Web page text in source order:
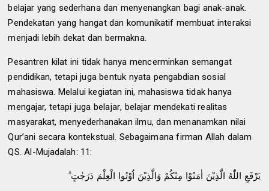
belajar yang sederhana dan menyenangkan bagi anak-anak.
Pendekatan yang hangat dan komunikatif membuat interaksi
menjadi lebih dekat dan bermakna.
Pesantren kilat ini tidak hanya mencerminkan semangat
pendidikan, tetapi juga bentuk nyata pengabdian sosial
mahasiswa. Melalui kegiatan ini, mahasiswa tidak hanya
mengajar, tetapi juga belajar, belajar mendekati realitas
masyarakat, menyederhanakan ilmu, dan menanamkan nilai
Qur’ani secara kontekstual. Sebagaimana firman Allah dalam
QS. Al-Mujadalah: 11:
يَرْفَعِ اللّٰهُ الَّذِيْنَ اٰمَنُوْا مِنْكُمْ وَالَّذِيْنَ اُوْتُوا الْعِلْمَ دَرَجٰتٍ ۗ